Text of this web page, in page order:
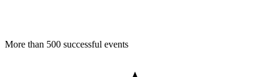
More than 500 successful events